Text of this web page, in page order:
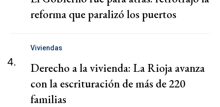
reforma que paralizó los puertos
4.
Viviendas
Derecho a la vivienda: La Rioja avanza
con la escrituración de más de 220
familias